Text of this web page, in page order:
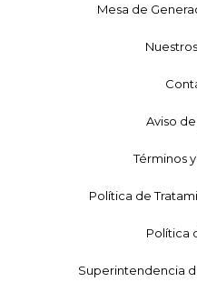
Mesa de
Aviso
Términos
Política de
Política
Superintendencia